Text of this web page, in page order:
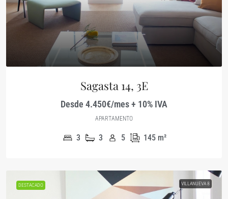
Sagasta 14, 3E
Desde 4.450€/mes + 10% IVA
APARTAMENTO
3 3 5 145 m²
DESTACADO VILLANUEVA 8